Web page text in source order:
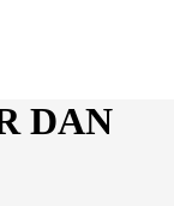
DAN